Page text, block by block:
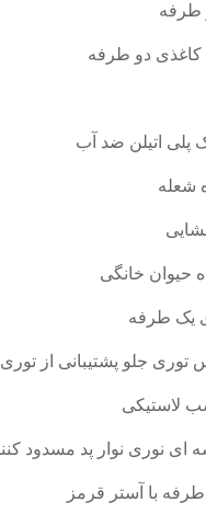
کاغذی دو طرفه
پلی اتیلن ضد آب
شعله
حیوان خانگی
یک طرفه
توری جلو پشتیبانی از
لاستیکی
ای نوری نوار پد مسدود
طرفه با آستر قرمز